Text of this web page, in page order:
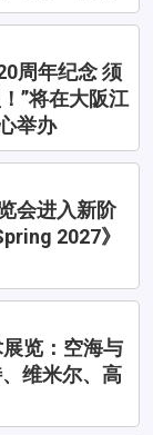
迫る」
周年纪念 须
”将在大阪江
举办
会进入新阶
2027》
览：空海与
维米尔、高